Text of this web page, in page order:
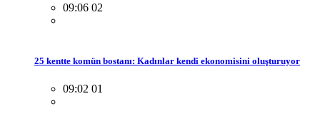
09:06 02
25 kentte komün bostanı: Kadınlar kendi ekonomisini oluşturuyor
09:02 01